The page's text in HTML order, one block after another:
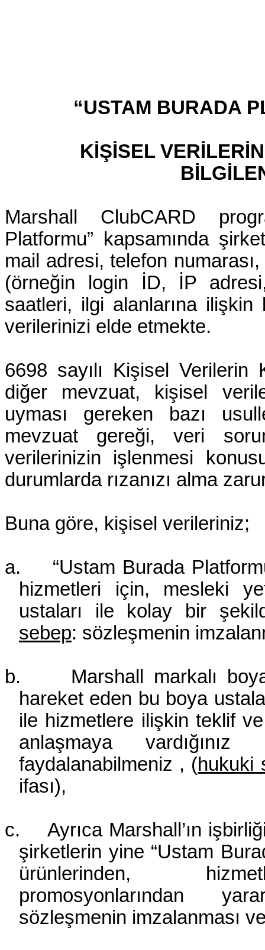
“USTAM BURADA
KİŞİSEL
Marshall ClubCARD
Platformu” kapsamında
mail adresi, telefon
(örneğin login İD, İP
saatleri, ilgi alanlarına
verilerinizi elde etmekte.
6698 sayılı Kişisel
diğer mevzuat, kişisel
uyması gereken bazı
mevzuat gereği, veri
verilerinizin işlenmesi
durumlarda rızanızı alma
Buna göre, kişisel verileriniz;
a.
“Ustam Burada
hizmetleri için, mesleki
ustaları ile kolay bir
sebep: sözleşmenin
b.
Marshall markalı
hareket eden bu boya
ile hizmetlere ilişkin teklif
anlaşmaya vardığınız
faydalanabilmeniz , (hukuki
ifası),
c. Ayrıca Marshall’ın
şirketlerin yine “Ustam
ürünlerinden,
promosyonlarından
sözleşmenin imzalanması